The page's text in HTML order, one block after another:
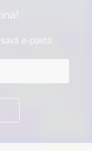
e-pastā.